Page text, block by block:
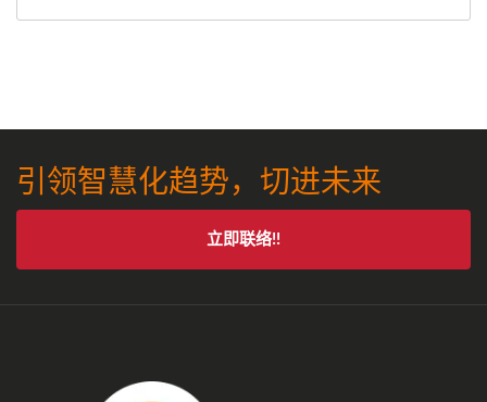
引领智慧化趋势，切进未来
立即联络!!